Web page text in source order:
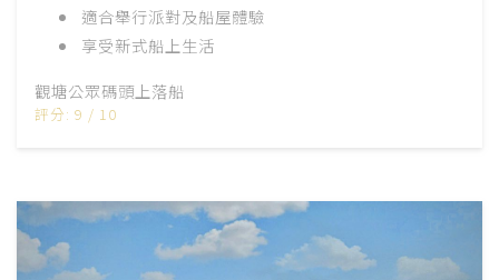
適合舉行派對及船屋體驗
享受新式船上生活
觀塘公眾碼頭上落船
評分: 9 / 10